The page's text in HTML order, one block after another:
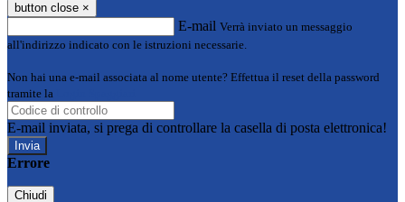
button close ×
E-mail Verrà inviato un messaggio
all'indirizzo indicato con le istruzioni necessarie.
Non hai una e-mail associata al nome utente? Effettua il reset della password
tramite la
E-mail inviata, si prega di controllare la casella di posta elettronica!
Errore
Chiudi